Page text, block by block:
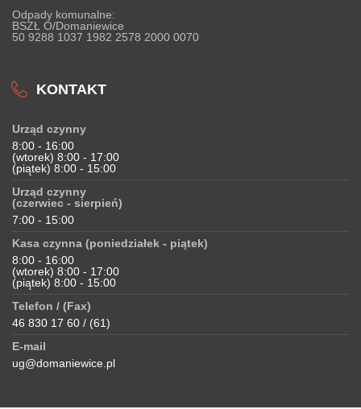
Odpady komunalne:
BSZŁ O/Domaniewice
50 9288 1037 1982 2578 2000 0070
KONTAKT
Urząd czynny
8:00 - 16:00
(wtorek) 8:00 - 17:00
(piątek) 8:00 - 15:00
Urząd czynny
(czerwiec - sierpień)
7:00 - 15:00
Kasa czynna (poniedziałek - piątek)
8:00 - 16:00
(wtorek) 8:00 - 17:00
(piątek) 8:00 - 15:00
Telefon / (Fax)
46 830 17 60 / (61)
E-mail
ug@domaniewice.pl